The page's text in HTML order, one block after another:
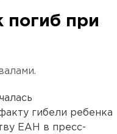
погиб при
гибели ребенка
ЕАН в пресс-